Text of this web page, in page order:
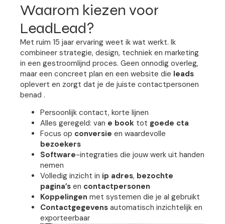
Waarom kiezen voor
LeadLead?
Met ruim 15 jaar ervaring weet ik wat werkt. Ik
combineer strategie, design, techniek en marketing
in een gestroomlijnd proces. Geen onnodig overleg,
maar een concreet plan en een website die leads
oplevert en zorgt dat je de juiste contactpersonen
benad .
Persoonlijk contact, korte lijnen
Alles geregeld: van e book tot goede cta
Focus op conversie en waardevolle
bezoekers
Software-integraties die jouw werk uit handen
nemen
Volledig inzicht in ip adres, bezochte
pagina’s en contactpersonen
Koppelingen met systemen die je al gebruikt
Contactgegevens automatisch inzichtelijk en
exporteerbaar